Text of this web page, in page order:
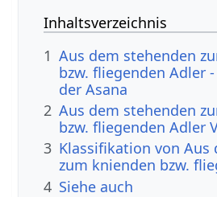
Inhaltsverzeichnis
1 Aus dem stehenden
bzw. fliegenden Adler
der Asana
2 Aus dem stehenden
bzw. fliegenden Adler
3 Klassifikation von Aus
zum knienden bzw.
4 Siehe auch